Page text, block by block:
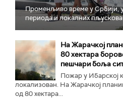
Променљиво време у Србији,
периода и локалних
На Жарачкој
80 хектара
пешчари боља
Пожар у Ибарској
локализован. На Жарачкој
од 80 хектара...